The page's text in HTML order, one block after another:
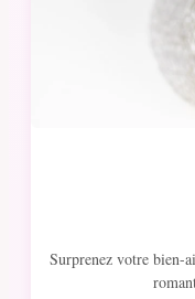
Surprenez votre bien-